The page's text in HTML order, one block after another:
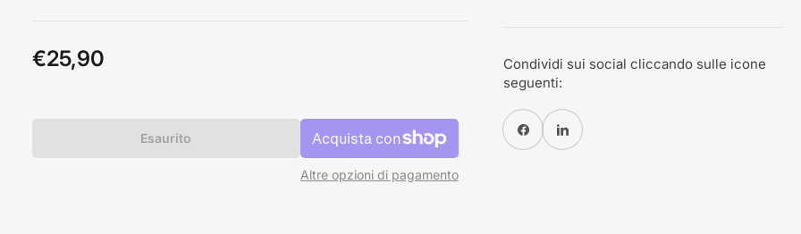
Prezzo
standard
€25,90
Esaurito
Altre opzioni di pagamento
Condividi sui social cliccando sulle icone
seguenti:
Condividi su FacebookCondividi su Pinterest